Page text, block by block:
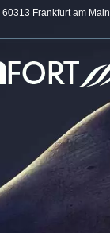
Frankfurt am Main